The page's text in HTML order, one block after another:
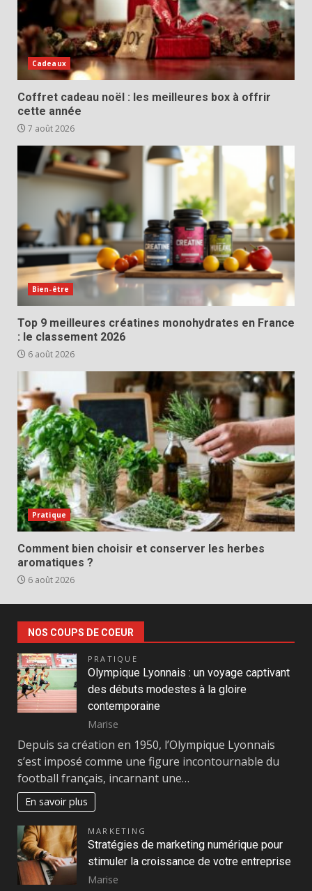
Cadeaux
Coffret cadeau noël : les meilleures box à offrir
cette année
7 août 2026
Bien-être
Top 9 meilleures créatines monohydrates en France
: le classement 2026
6 août 2026
Pratique
Comment bien choisir et conserver les herbes
aromatiques ?
6 août 2026
NOS COUPS DE COEUR
PRATIQUE
Olympique Lyonnais : un voyage captivant
des débuts modestes à la gloire
contemporaine
Marise
Depuis sa création en 1950, l’Olympique Lyonnais
s’est imposé comme une figure incontournable du
football français, incarnant une…
En savoir plus
MARKETING
Stratégies de marketing numérique pour
stimuler la croissance de votre entreprise
Marise